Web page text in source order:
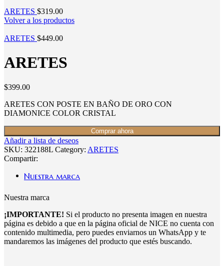
ARETES $319.00
Volver a los productos
ARETES $449.00
ARETES
$399.00
ARETES CON POSTE EN BAÑO DE ORO CON
DIAMONICE COLOR CRISTAL
Comprar ahora
Añadir a lista de deseos
SKU: 322188L Category: ARETES
Compartir:
Nuestra marca
Nuestra marca
¡IMPORTANTE! Si el producto no presenta imagen en nuestra
página es debido a que en la página oficial de NICE no cuenta con
contenido multimedia, pero puedes enviarnos un WhatsApp y te
mandaremos las imágenes del producto que estés buscando.